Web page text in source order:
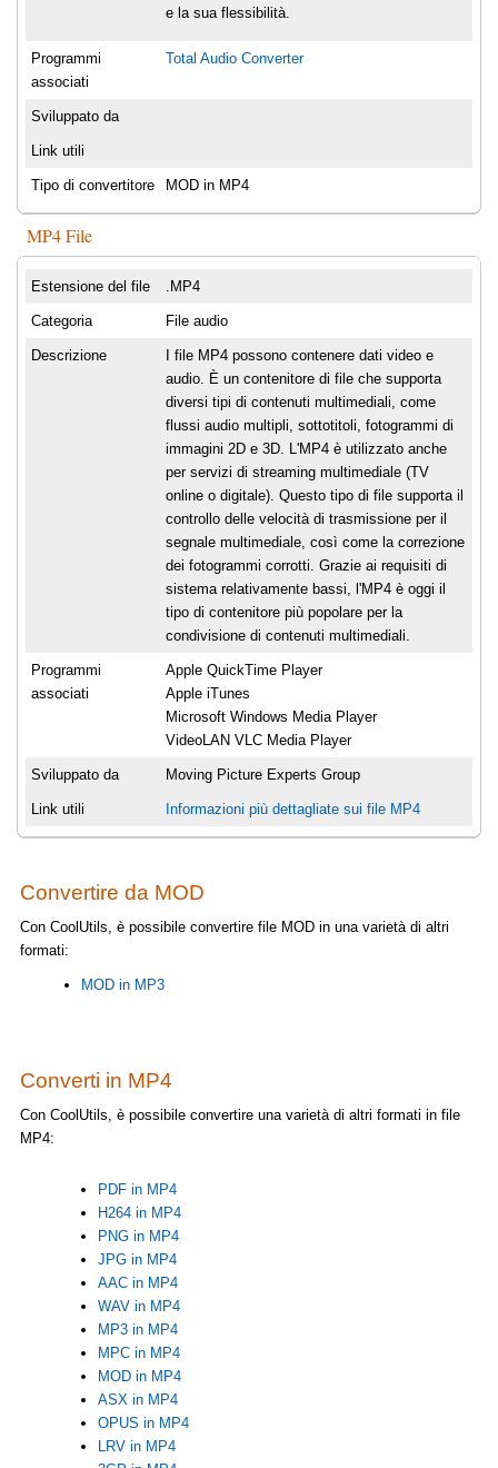
e la sua flessibilità.
Programmi
associati
Total Audio Converter
Sviluppato da
Link utili
Tipo di convertitore MOD in MP4
MP4 File
Estensione del file .MP4
Categoria File audio
Descrizione
I file MP4 possono contenere dati video e
audio. È un contenitore di file che supporta
diversi tipi di contenuti multimediali, come
flussi audio multipli, sottotitoli, fotogrammi di
immagini 2D e 3D. L'MP4 è utilizzato anche
per servizi di streaming multimediale (TV
online o digitale). Questo tipo di file supporta il
controllo delle velocità di trasmissione per il
segnale multimediale, così come la correzione
dei fotogrammi corrotti. Grazie ai requisiti di
sistema relativamente bassi, l'MP4 è oggi il
tipo di contenitore più popolare per la
condivisione di contenuti multimediali.
Programmi
associati
Apple QuickTime Player
Apple iTunes
Microsoft Windows Media Player
VideoLAN VLC Media Player
Sviluppato da Moving Picture Experts Group
Link utili Informazioni più dettagliate sui file MP4
Convertire da MOD
Con CoolUtils, è possibile convertire file MOD in una varietà di altri
formati:
MOD in MP3
Converti in MP4
Con CoolUtils, è possibile convertire una varietà di altri formati in file
MP4:
PDF in MP4
H264 in MP4
PNG in MP4
JPG in MP4
AAC in MP4
WAV in MP4
MP3 in MP4
MPC in MP4
MOD in MP4
ASX in MP4
OPUS in MP4
LRV in MP4